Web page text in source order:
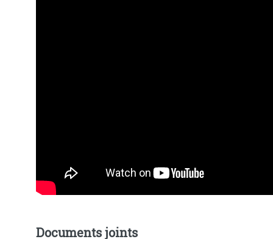
Documents joints